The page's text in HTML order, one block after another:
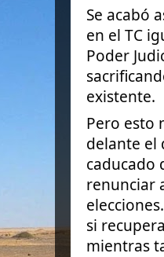
Se acabó
en el TC
Poder
existente.
Pero esto
delante el
caducado
renunciar
si
mientras